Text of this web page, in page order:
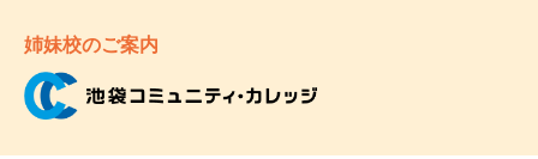
姉妹校のご案内